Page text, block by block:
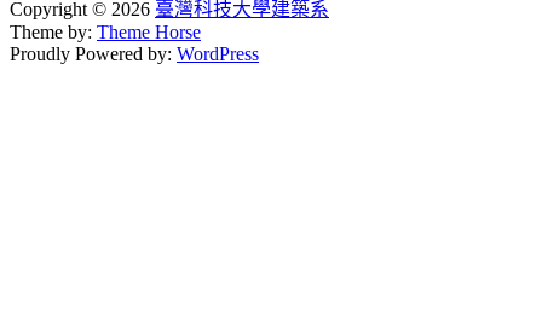
Copyright © 2026 臺灣科技大學建築系
Theme by: Theme Horse
Proudly Powered by: WordPress